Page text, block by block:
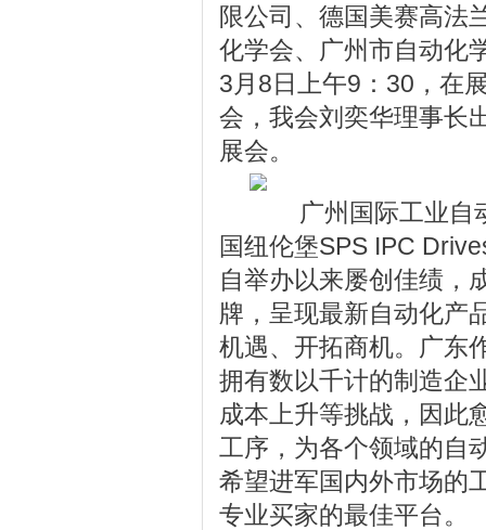
限公司、德国美赛高法
化学会、广州市自动化
3月8日上午9：30，在
会，我会刘奕华理事长
展会。
广州国际工业自动
国纽伦堡SPS IPC
自举办以来屡创佳绩，
牌，呈现最新自动化产
机遇、开拓商机。广东
拥有数以千计的制造企
成本上升等挑战，因此
工序，为各个领域的自
希望进军国内外市场的
专业买家的最佳平台。